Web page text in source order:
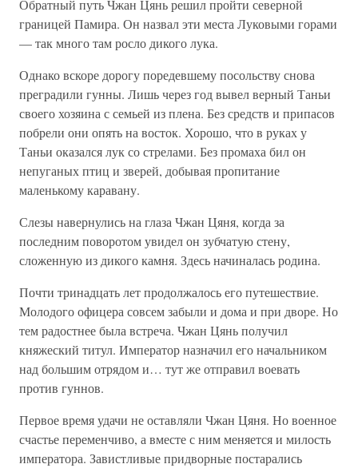
Обратный путь Чжан Цянь решил пройти северной
границей Памира. Он назвал эти места Луковыми горами
— так много там росло дикого лука.
Однако вскоре дорогу поредевшему посольству снова
преградили гунны. Лишь через год вывел верный Таньи
своего хозяина с семьей из плена. Без средств и припасов
побрели они опять на восток. Хорошо, что в руках у
Таньи оказался лук со стрелами. Без промаха бил он
непуганых птиц и зверей, добывая пропитание
маленькому каравану.
Слезы навернулись на глаза Чжан Цяня, когда за
последним поворотом увидел он зубчатую стену,
сложенную из дикого камня. Здесь начиналась родина.
Почти тринадцать лет продолжалось его путешествие.
Молодого офицера совсем забыли и дома и при дворе. Но
тем радостнее была встреча. Чжан Цянь получил
княжеский титул. Император назначил его начальником
над большим отрядом и… тут же отправил воевать
против гуннов.
Первое время удачи не оставляли Чжан Цяня. Но военное
счастье переменчиво, а вместе с ним меняется и милость
императора. Завистливые придворные постарались